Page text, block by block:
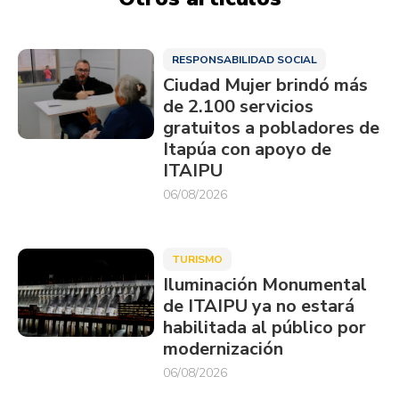
RESPONSABILIDAD SOCIAL
Ciudad Mujer brindó más
de 2.100 servicios
gratuitos a pobladores de
Itapúa con apoyo de
ITAIPU
06/08/2026
TURISMO
Iluminación Monumental
de ITAIPU ya no estará
habilitada al público por
modernización
06/08/2026